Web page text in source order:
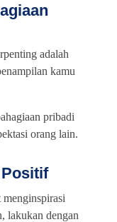
adalah
kamu
pribadi
orang lain.
lakukan dengan